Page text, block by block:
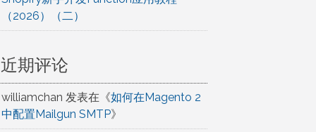
（2026）（二）
近期评论
williamchan 发表在《如何在Magento 2
中配置Mailgun SMTP》